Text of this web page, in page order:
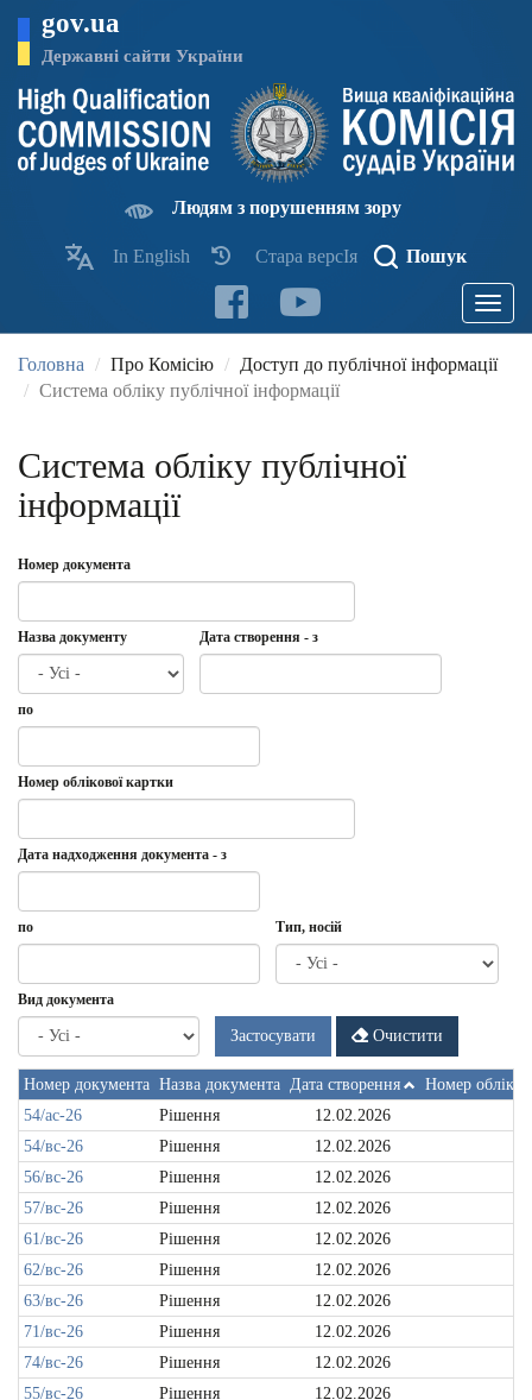
основного
матеріалу
gov.ua
Державні сайти України
Людям з порушенням зору
In English Стара версІя Пошук
Toggle
Головна Про Комісію
Доступ до публічної інформації
Система обліку публічної інформації
Система обліку публічної
інформації
Номер документа
Назва документу Дата створення - з
створення
з
по
Дата
по
Номер облікової картки
Дата надходження документа - з
Дата
Дата
надходження
-
з
по
Дата
по
Тип, носій
Вид документа
Застосувати Очистити
Номер документа Назва документа Дата створення
Номер
54/ас-26
Рішення
12.02.2026
54/вс-26
Рішення
12.02.2026
56/вс-26
Рішення
12.02.2026
57/вс-26
Рішення
12.02.2026
61/вс-26
Рішення
12.02.2026
62/вс-26
Рішення
12.02.2026
63/вс-26
Рішення
12.02.2026
71/вс-26
Рішення
12.02.2026
74/вс-26
Рішення
12.02.2026
55/вс-26
Рішення
12.02.2026